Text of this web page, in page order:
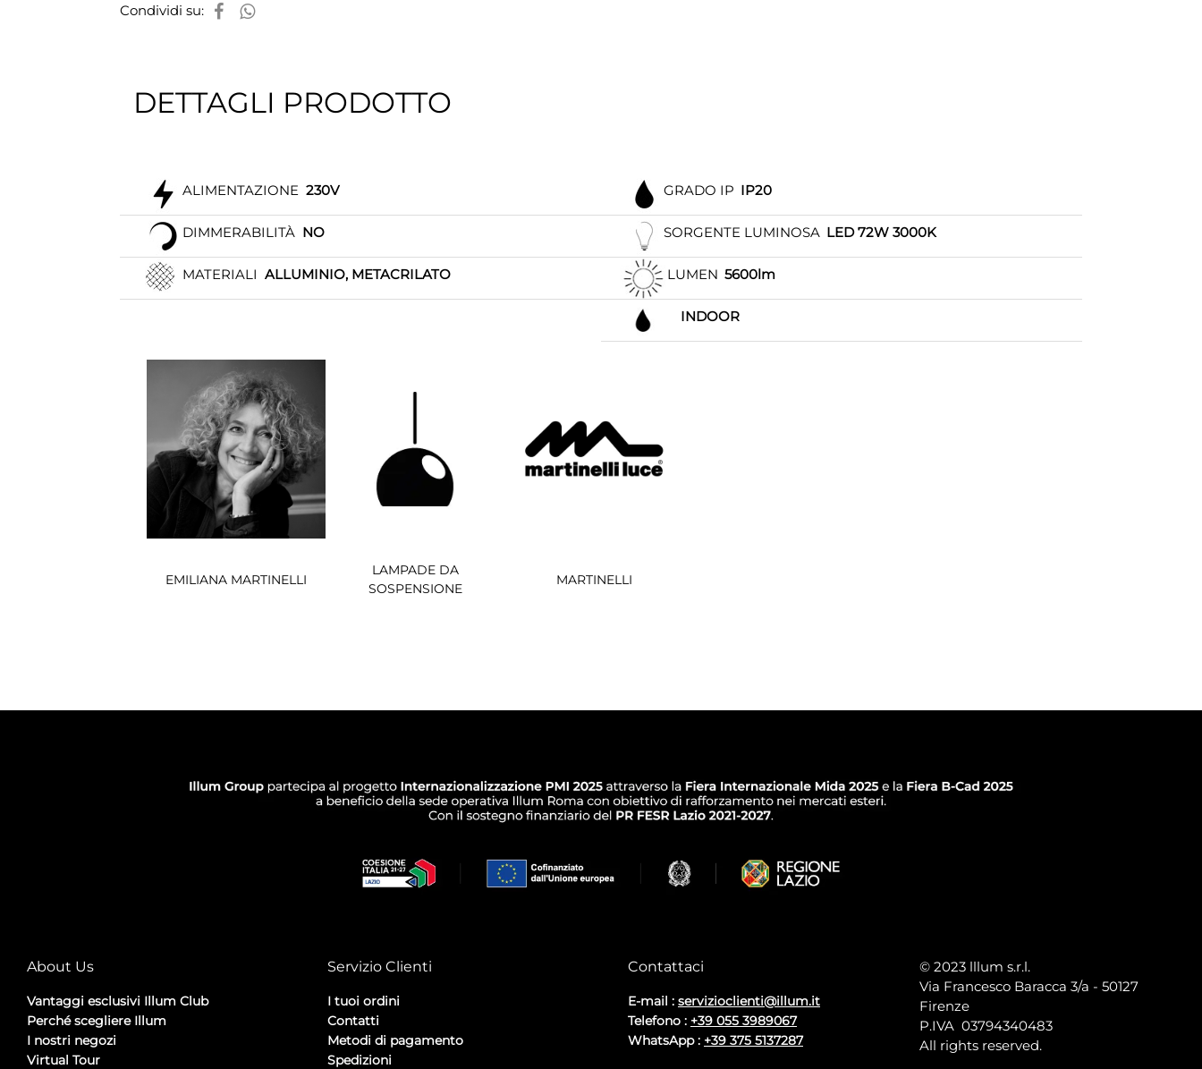
Condividi su:
DETTAGLI PRODOTTO
ALIMENTAZIONE 230V
DIMMERABILITÀ NO
MATERIALI ALLUMINIO, METACRILATO
GRADO IP IP20
SORGENTE LUMINOSA LED 72W 3000K
LUMEN 5600lm
INDOOR
EMILIANA MARTINELLI
LAMPADE DA
SOSPENSIONE
MARTINELLI
About Us
Vantaggi esclusivi Illum Club
Perché scegliere Illum
I nostri negozi
Virtual Tour
Servizio Clienti
I tuoi ordini
Contatti
Metodi di pagamento
Spedizioni
Contattaci
E-mail : servizioclienti@illum.it
Telefono : +39 055 3989067
WhatsApp : +39 375 5137287
© 2023 lllum s.r.l.
Via Francesco Baracca 3/a - 50127
Firenze
P.IVA 03794340483
All rights reserved.